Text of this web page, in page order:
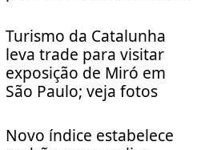
Turismo da Catalunha
leva trade para visitar
exposição de Miró em
São Paulo; veja fotos
Novo índice estabelece